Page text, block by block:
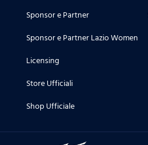
Sponsor e Partner
Sponsor e Partner Lazio Women
Licensing
Store Ufficiali
Shop Ufficiale